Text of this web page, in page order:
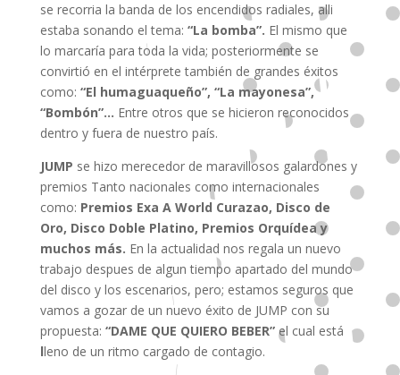
se recorria la banda de los encendidos radiales, alli
estaba sonando el tema: “La bomba”. El mismo que
lo marcaría para toda la vida; posteriormente se
convirtió en el intérprete también de grandes éxitos
como: “El humaguaqueño”, “La mayonesa”,
“Bombón”… Entre otros que se hicieron reconocidos
dentro y fuera de nuestro país.
JUMP se hizo merecedor de maravillosos galardones y
premios Tanto nacionales como internacionales
como: Premios Exa A World Curazao, Disco de
Oro, Disco Doble Platino, Premios Orquídea y
muchos más. En la actualidad nos regala un nuevo
trabajo despues de algun tiempo apartado del mundo
del disco y los escenarios, pero; estamos seguros que
vamos a gozar de un nuevo éxito de JUMP con su
propuesta: “DAME QUE QUIERO BEBER” el cual está
lleno de un ritmo cargado de contagio.